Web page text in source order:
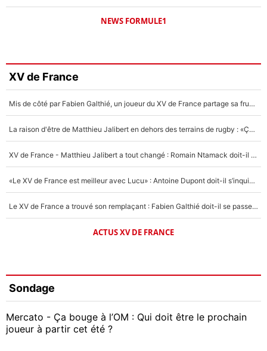
NEWS FORMULE1
XV de France
Mis de côté par Fabien Galthié, un joueur du XV de France partage sa frustration : «ils ne me l’ont pas dit tout de suite»
La raison d'être de Matthieu Jalibert en dehors des terrains de rugby : «Ça m'atteint autant que si tu touches à un membre de ma famille»
XV de France - Matthieu Jalibert a tout changé : Romain Ntamack doit-il s’inquiéter pour sa place à un an de la Coupe du monde ?
«Le XV de France est meilleur avec Lucu» : Antoine Dupont doit-il s’inquiéter pour sa place ?
Le XV de France a trouvé son remplaçant : Fabien Galthié doit-il se passer d'Antoine Dupont ?
ACTUS XV DE FRANCE
Sondage
Mercato - Ça bouge à l’OM : Qui doit être le prochain
joueur à partir cet été ?